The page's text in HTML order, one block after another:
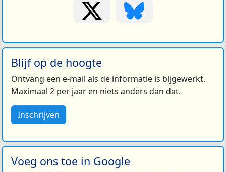
Blijf op de hoogte
Ontvang een e-mail als de informatie is bijgewerkt.
Maximaal 2 per jaar en niets anders dan dat.
Inschrijven
Voeg ons toe in Google